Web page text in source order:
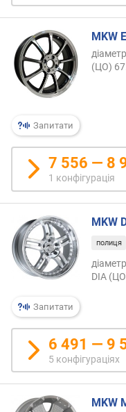
і
л
ь
к
т
п
р
п
о
з
и
ц
і
в
и
л
і
(
Запитати
MKW
(ЦО)
7 556 — 8
1 конфігурація
Запитати
MKW
полиця
DIA
6 491 — 9
5 конфігураціях
MKW